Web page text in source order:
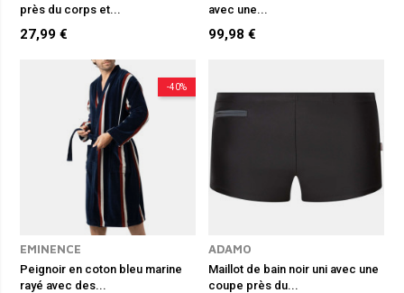
près du corps et...
27,99 €
avec une...
99,98 €
-40%
EMINENCE
Peignoir en coton bleu marine
rayé avec des...
ADAMO
Maillot de bain noir uni avec une
coupe près du...